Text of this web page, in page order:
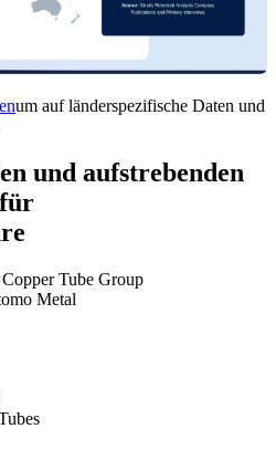
um auf länderspezifische Daten und
und aufstrebenden
Tube Group
Metal